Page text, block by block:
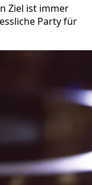
Ziel ist immer
Party für